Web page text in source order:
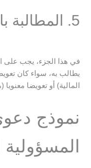
5. المطالبة بالتعويض
في هذا الجزء، يجب على
يطالب به، سواء كان
المالية) أو تعويضا
نموذج
المسؤولية